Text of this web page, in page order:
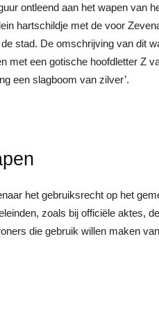
ontleend aan het wapen van
hartschildje met de voor
stad. De omschrijving van dit
met een gotische hoofdletter Z
een slagboom van zilver’.
het gebruiksrecht op het
zoals bij officiële aktes,
die gebruik willen maken